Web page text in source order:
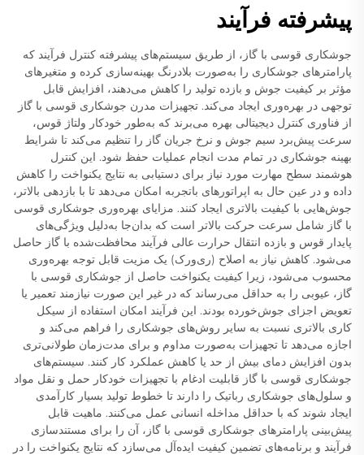
پیشرفته فرآیند
جوشکاری قوسی با گاز، از طریق سیستم‌های پیشرفته کنترل فرآیند که
پارامترهای جوشکاری را به‌صورت بلادرنگ بهینه‌سازی کرده و متغیرهای
مؤثر بر کیفیت جوش و بازده تولید را کاهش می‌دهند، افزایش قابل
توجهی در بهره‌وری ایجاد می‌کند. تجهیزات مدرن جوشکاری قوسی با گاز
از فناوری کنترل دیجیتالی بهره می‌برند که به‌طور خودکار ولتاژ قوس،
سرعت پیش‌برد سیم جوش و نرخ جریان گاز را تنظیم می‌کند تا شرایط
بهینه جوشکاری در تمام مدت انجام عملیات حفظ شود. این کنترل
هوشمند سطح مهارت مورد نیاز برای دستیابی به نتایج یکنواخت را کاهش
داده و در عین حال به اپراتورهای باتجربه امکان می‌دهد تا با بازدهی بالاتر،
جوش‌هایی با کیفیت بالاتری ایجاد کنند. مزایای بهره‌وری جوشکاری قوسی
با گاز شامل سرعت حرکت بالاتر است که بدان‌جا به‌دلیل ویژگی‌های
پایدار قوس و بازده انتقال حرارت عالی فرآیند محافظت‌شده با گاز حاصل
می‌شود. کاهش نیاز به اصلاح (ری‌ورک) یک مزیت قابل توجه بهره‌وری
محسوب می‌شود، زیرا کیفیت یکنواخت حاصل از جوشکاری قوسی با
گاز، عیوبی را به حداقل می‌رساند که در غیر این صورت نیازمند تعمیر یا
تعویض اجزای جوش‌خورده بودند. این فرآیند امکان استفاده از سیکل
کاری بالاتری نسبت به سایر روش‌های جوشکاری را فراهم می‌کند و
اجازه می‌دهد تا تجهیزات به‌صورت مداوم و برای مدت‌زمان طولانی‌تری
بدون افزایش دمای بیش از حد یا کاهش عملکرد کار کنند. سیستم‌های
جوشکاری قوسی با گاز قابلیت ادغام با تجهیزات خودکار حمل و نقل مواد
و سلول‌های جوشکاری رباتیک را دارند تا خطوط تولید بسیار کارآمدی
ایجاد شوند که با حداقل مداخله انسانی عمل می‌کنند. ماهیت قابل
پیش‌بینی پارامترهای جوشکاری قوسی با گاز، آن را برای مستندسازی
فرآیند و برنامه‌های تضمین کیفیت ایده‌آل می‌سازد که نتایج یکنواخت را در